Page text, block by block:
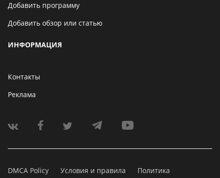
Добавить программу
Добавить обзор или статью
ИНФОРМАЦИЯ
Контакты
Реклама
DMCA Policy Условия и правила Политика